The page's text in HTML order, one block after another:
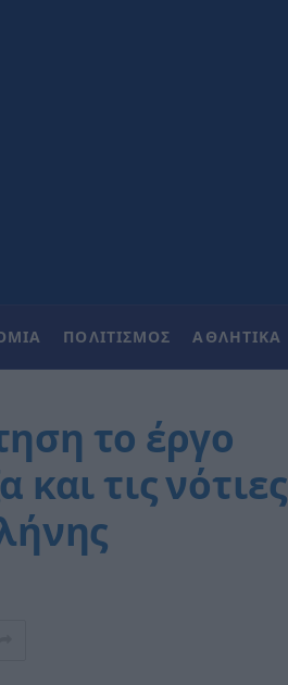
ΠΟΛΙΤΙΣΜΟΣ ΑΘΛΗΤΙΚΑ
το έργο
τις νότιες